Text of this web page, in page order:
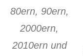
80ern, 90ern,
2000ern,
2010ern und